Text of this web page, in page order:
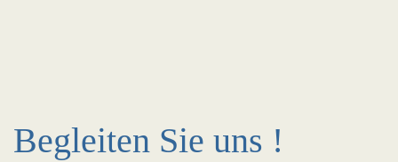
Begleiten Sie uns !